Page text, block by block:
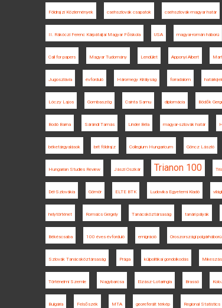
Földrajzi Közlemények csehszlovák csapatok csehszlovák-magyar határ
II. Rákóczi Ferenc Kárpátaljai Magyar Főiskola USA magyar-román háború
Call for papers Magyar Tudomány Lendület Apponyi Albert
Jugoszlávia évforduló Háromegy Királyság forradalom
Lóczy Lajos Gombaszög Csinta Samu diplomácia Bödők
Bodó Barna Sárándi Tamás Linder Béla magyar-szlovák határ
béketárgyalások brit földrajz Collegium Hungaricum Göncz László
Hungarian Studies Review Jászi Oszkár Trianon 100
Dél-Szlovákia Gömör ELTE BTK Ludovika Egyetemi Kiadó
helytörténet Romsics Gergely Tanácsköztársaság tanári pályák
Békéscsaba 100 éves évforduló emigráció Oroszországi polgárháború
Szlovák Tanácsköztársaság Prága külpolitikai gondolkodás
Történelmi Szemle Nagybarcsa Elzász-Lotaringia Brassó
Bulgária Felsőszék MTA georeferált térkép Regional Statistics